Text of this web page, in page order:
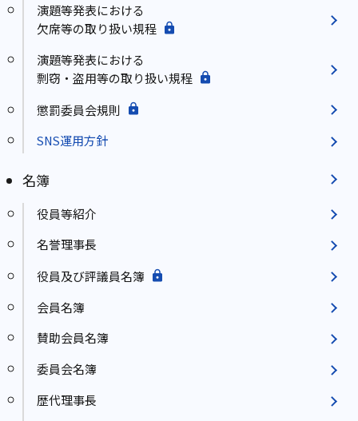
演題等発表における
欠席等の取り扱い規程
演題等発表における
剽窃・盗用等の取り扱い規程
懲罰委員会規則
SNS運用方針
名簿
役員等紹介
名誉理事長
役員及び評議員名簿
会員名簿
賛助会員名簿
委員会名簿
歴代理事長